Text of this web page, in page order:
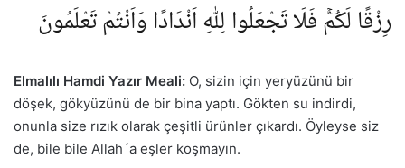
رِزْقًا لَكُمْۚ فَلَا تَجْعَلُوا لِلّٰهِ اَنْدَادًا وَاَنْتُمْ تَعْلَمُونَ
Elmalılı Hamdi Yazır Meali: O, sizin için yeryüzünü bir
döşek, gökyüzünü de bir bina yaptı. Gökten su indirdi,
onunla size rızık olarak çeşitli ürünler çıkardı. Öyleyse siz
de, bile bile Allah´a eşler koşmayın.